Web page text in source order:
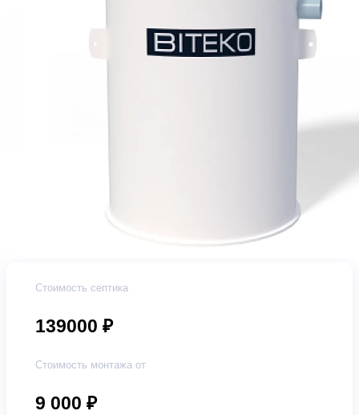
Стоимость септика
139000 ₽
Стоимость монтажа от
9 000 ₽